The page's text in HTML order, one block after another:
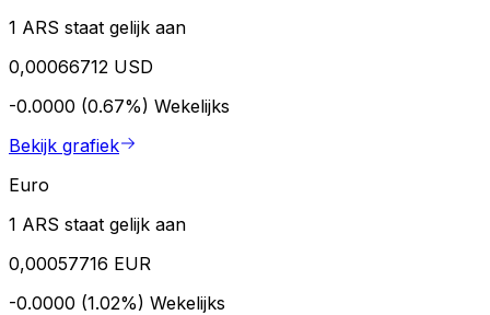
1 ARS staat gelijk aan
0,00066712 USD
-0.0000 (0.67%) Wekelijks
Bekijk grafiek
Euro
1 ARS staat gelijk aan
0,00057716 EUR
-0.0000 (1.02%) Wekelijks